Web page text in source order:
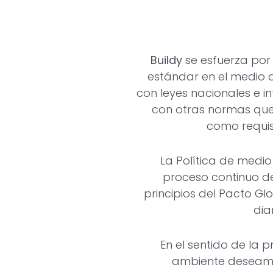
Buildy se esfuerza
estándar en el medio
con leyes nacionales e
con otras normas
como
La Política de
proceso continuo
principios del Pacto
En el sentido de la
ambiente